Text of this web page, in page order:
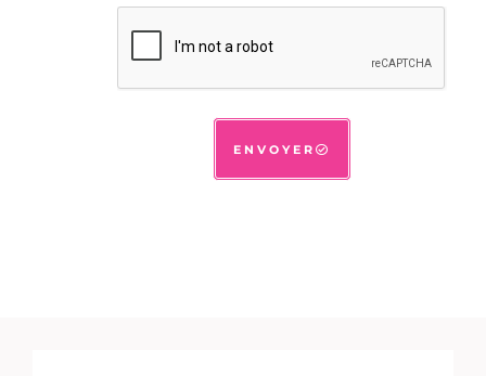
ENVOYER